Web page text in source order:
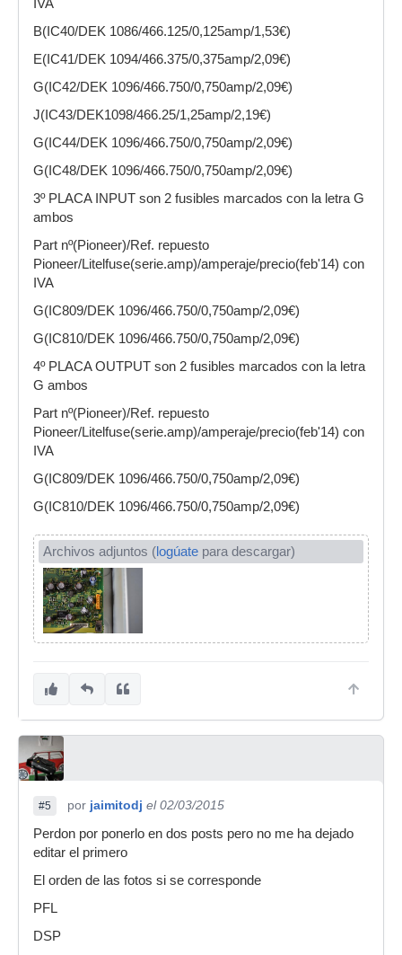
IVA
B(IC40/DEK 1086/466.125/0,125amp/1,53€)
E(IC41/DEK 1094/466.375/0,375amp/2,09€)
G(IC42/DEK 1096/466.750/0,750amp/2,09€)
J(IC43/DEK1098/466.25/1,25amp/2,19€)
G(IC44/DEK 1096/466.750/0,750amp/2,09€)
G(IC48/DEK 1096/466.750/0,750amp/2,09€)
3º PLACA INPUT son 2 fusibles marcados con la letra G
ambos
Part nº(Pioneer)/Ref. repuesto
Pioneer/Litelfuse(serie.amp)/amperaje/precio(feb'14) con
IVA
G(IC809/DEK 1096/466.750/0,750amp/2,09€)
G(IC810/DEK 1096/466.750/0,750amp/2,09€)
4º PLACA OUTPUT son 2 fusibles marcados con la letra
G ambos
Part nº(Pioneer)/Ref. repuesto
Pioneer/Litelfuse(serie.amp)/amperaje/precio(feb'14) con
IVA
G(IC809/DEK 1096/466.750/0,750amp/2,09€)
G(IC810/DEK 1096/466.750/0,750amp/2,09€)
Archivos adjuntos (logúate para descargar)
#5 por jaimitodj el 02/03/2015
Perdon por ponerlo en dos posts pero no me ha dejado
editar el primero
El orden de las fotos si se corresponde
PFL
DSP